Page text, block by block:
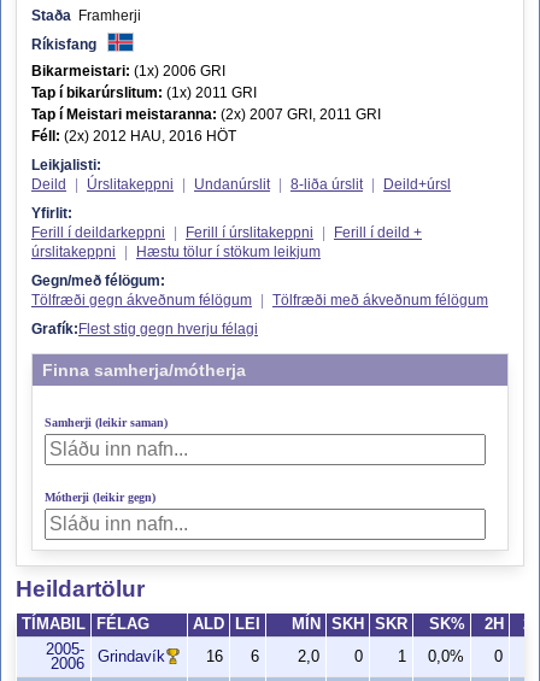
Staða Framherji
Ríkisfang
Bikarmeistari: (1x) 2006 GRI
Tap í bikarúrslitum: (1x) 2011 GRI
Tap í Meistari meistaranna: (2x) 2007 GRI, 2011 GRI
Féll: (2x) 2012 HAU, 2016 HÖT
Leikjalisti:
Deild
Úrslitakeppni Undanúrslit 8-liða úrslit
Deild+úrsl
Yfirlit:
Ferill í deildarkeppni
Ferill í úrslitakeppni
Ferill í deild +
úrslitakeppni
Hæstu tölur í stökum leikjum
Gegn/með félögum:
Tölfræði gegn ákveðnum félögum
Tölfræði með ákveðnum félögum
Grafík: Flest stig gegn hverju félagi
Finna samherja/mótherja
Samherji (leikir saman)
Mótherji (leikir gegn)
Heildartölur
TÍMABIL FÉLAG ALD LEI MÍN SKH SKR SK% 2H
2005-
2006
Grindavík 16 6 2,0 0 1 0,0% 0